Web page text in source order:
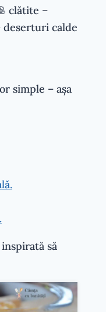
clătite –
deserturi calde
simple – așa
să